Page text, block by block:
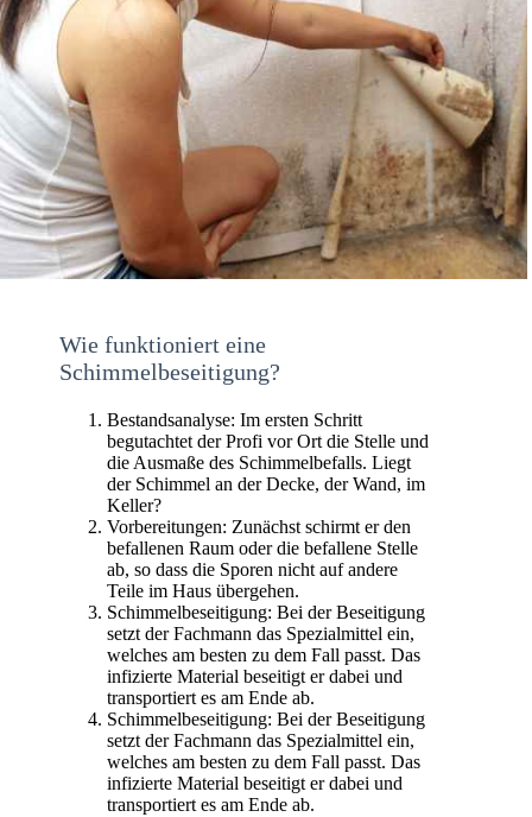
Wie funktioniert eine
Schimmelbeseitigung?
Bestandsanalyse: Im ersten Schritt
begutachtet der Profi vor Ort die Stelle und
die Ausmaße des Schimmelbefalls. Liegt
der Schimmel an der Decke, der Wand, im
Keller?
Vorbereitungen: Zunächst schirmt er den
befallenen Raum oder die befallene Stelle
ab, so dass die Sporen nicht auf andere
Teile im Haus übergehen.
Schimmelbeseitigung: Bei der Beseitigung
setzt der Fachmann das Spezialmittel ein,
welches am besten zu dem Fall passt. Das
infizierte Material beseitigt er dabei und
transportiert es am Ende ab.
Schimmelbeseitigung: Bei der Beseitigung
setzt der Fachmann das Spezialmittel ein,
welches am besten zu dem Fall passt. Das
infizierte Material beseitigt er dabei und
transportiert es am Ende ab.